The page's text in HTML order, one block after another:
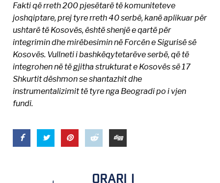
Fakti që rreth 200 pjesëtarë të komuniteteve
joshqiptare, prej tyre rreth 40 serbë, kanë aplikuar për
ushtarë të Kosovës, është shenjë e qartë për
integrimin dhe mirëbesimin në Forcën e Sigurisë së
Kosovës. Vullneti i bashkëqytetarëve serbë, që të
integrohen në të gjitha strukturat e Kosovës së 17
Shkurtit dëshmon se shantazhit dhe
instrumentalizimit të tyre nga Beogradi po i vjen
fundi.